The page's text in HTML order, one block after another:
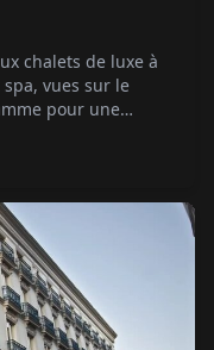
chalets de luxe à
spa, vues sur le
pour une